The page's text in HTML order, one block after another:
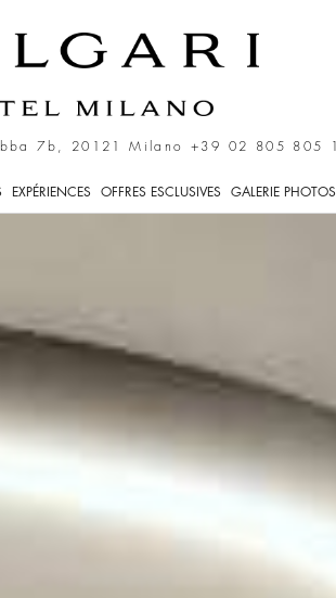
7b, 20121 Milano+39 02 805 805 1
EXPÉRIENCES OFFRES ESCLUSIVES GALERIE PHOTOS